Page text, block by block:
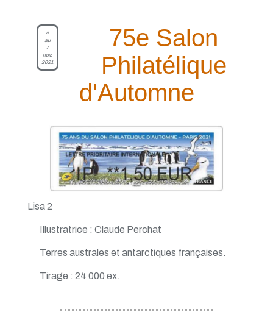
4
au
7
nov.
2021
75e Salon
Philatélique
d'Automne
Lisa 2
Illustratrice : Claude Perchat
Terres australes et antarctiques françaises.
Tirage : 24 000 ex.